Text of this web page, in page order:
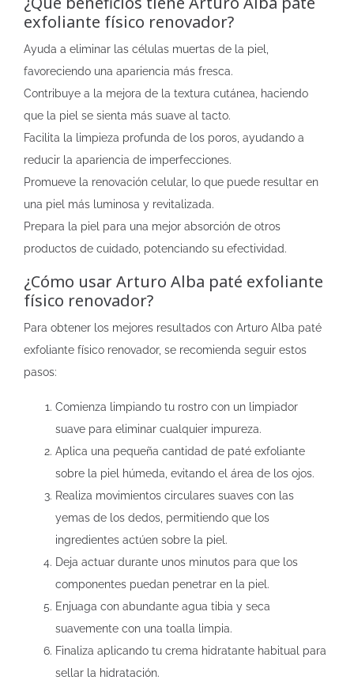
exfoliante físico renovador?
Ayuda a eliminar las células muertas de la piel,
favoreciendo una apariencia más fresca.
Contribuye a la mejora de la textura cutánea, haciendo
que la piel se sienta más suave al tacto.
Facilita la limpieza profunda de los poros, ayudando a
reducir la apariencia de imperfecciones.
Promueve la renovación celular, lo que puede resultar en
una piel más luminosa y revitalizada.
Prepara la piel para una mejor absorción de otros
productos de cuidado, potenciando su efectividad.
¿Cómo usar Arturo Alba paté exfoliante
físico renovador?
Para obtener los mejores resultados con Arturo Alba paté
exfoliante físico renovador, se recomienda seguir estos
pasos:
Comienza limpiando tu rostro con un limpiador
suave para eliminar cualquier impureza.
Aplica una pequeña cantidad de paté exfoliante
sobre la piel húmeda, evitando el área de los ojos.
Realiza movimientos circulares suaves con las
yemas de los dedos, permitiendo que los
ingredientes actúen sobre la piel.
Deja actuar durante unos minutos para que los
componentes puedan penetrar en la piel.
Enjuaga con abundante agua tibia y seca
suavemente con una toalla limpia.
Finaliza aplicando tu crema hidratante habitual para
sellar la hidratación.